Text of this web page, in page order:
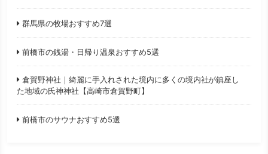
群馬県の牧場おすすめ7選
前橋市の銭湯・日帰り温泉おすすめ5選
倉賀野神社｜綺麗に手入れされた境内に多くの境内社が鎮座し
た地域の氏神神社【高崎市倉賀野町】
前橋市のサウナおすすめ5選